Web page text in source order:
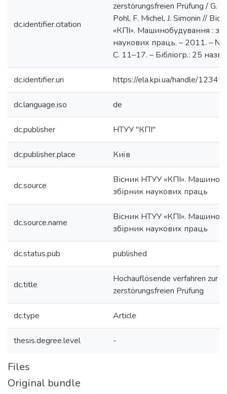
dc.identifier.citation
zerstörungsfreien Prüfung / G.
Pohl, F. Michel, J. Simonin //
«КПІ». Машинобудування :
наукових праць. – 2011. – №
С. 11–17. – Бібліогр.: 25 назв.
dc.identifier.uri https://ela.kpi.ua/handle/
dc.language.iso de
dc.publisher НТУУ "КПІ"
dc.publisher.place Київ
dc.source
Вісник НТУУ «КПІ».
збірник наукових праць
dc.source.name
Вісник НТУУ «КПІ».
збірник наукових праць
dc.status.pub published
dc.title
Hochauflösende verfahren zur
zerstörungsfreien Prüfung
dc.type Article
thesis.degree.level -
Files
Original bundle